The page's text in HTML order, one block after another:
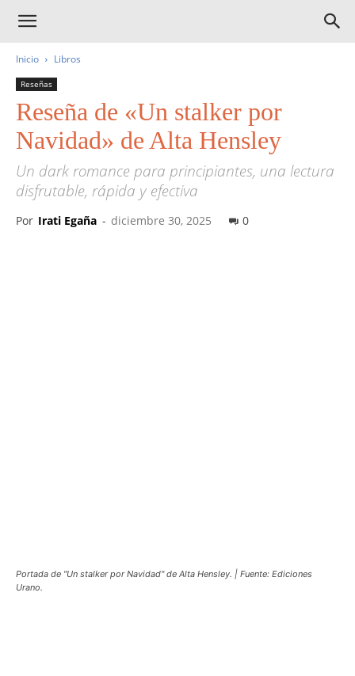
Inicio Libros
Reseñas
Reseña de «Un stalker por
Navidad» de Alta Hensley
Un dark romance para principiantes, una lectura
disfrutable, rápida y efectiva
Por Irati Egaña - diciembre 30, 2025 0
Portada de "Un stalker por Navidad" de Alta Hensley. | Fuente: Ediciones
Urano.